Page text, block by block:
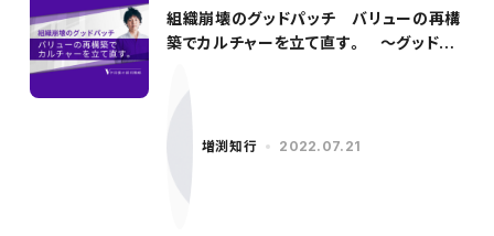
組織崩壊のグッドパッチ バリューの再構
築でカルチャーを立て直す。 〜グッドパ
増渕知行 2022.07.21